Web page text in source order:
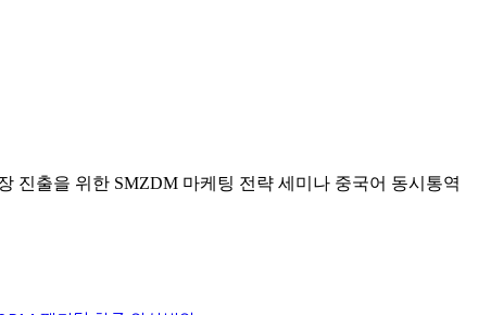
진출을 위한 SMZDM 마케팅 전략 세미나 중국어 동시통역